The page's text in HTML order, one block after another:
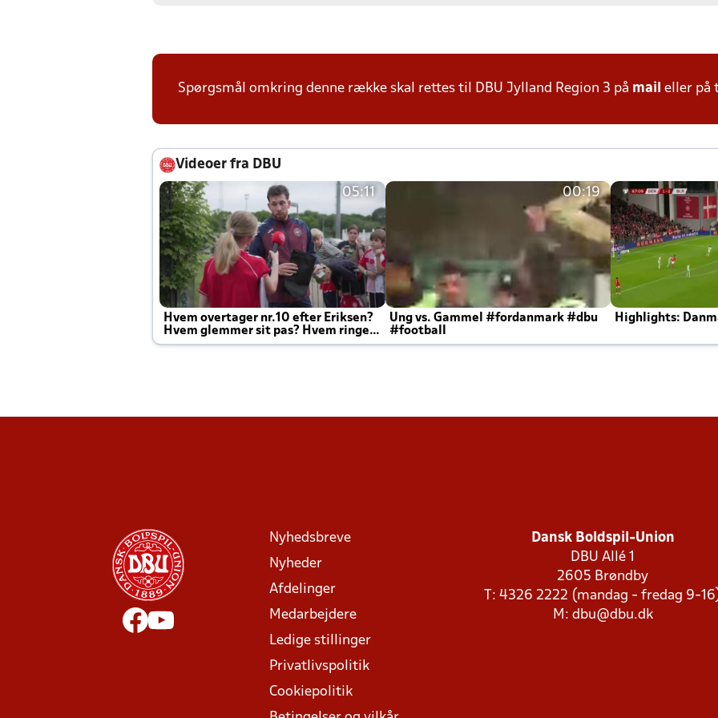
Spørgsmål omkring denne række skal rettes til DBU Jylland Region 3 på mail eller på
Videoer fra DBU
05:11
Hvem overtager nr.10 efter Eriksen?
Hvem glemmer sit pas? Hvem ringer
Joachim altid til efter kampe?
00:19
Ung vs. Gammel #fordanmark #dbu
#football
Highlights:
Nyhedsbreve
Nyheder
Afdelinger
Medarbejdere
Ledige stillinger
Privatlivspolitik
Cookiepolitik
Dansk Boldspil-Union
DBU Allé 1
2605 Brøndby
T: 4326 2222 (mandag - fredag 9-
M: dbu@dbu.dk